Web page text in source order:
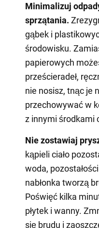
Minimalizuj
sprzątania.
gąbek i
środowisku.
papierowych
prześcieradeł,
nie nosisz, tnąc je
przechowywać w
z innymi środkami
Nie zostawiaj
kąpieli ciało
woda,
nabłonka tworzą
Poświęć kilka
płytek i wanny.
się brudu i